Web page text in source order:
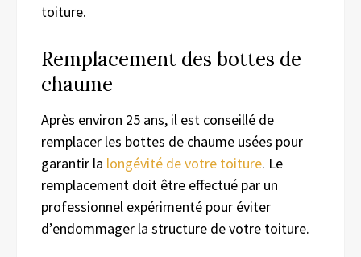
toiture.
Remplacement des bottes de
chaume
Après environ 25 ans, il est conseillé de
remplacer les bottes de chaume usées pour
garantir la longévité de votre toiture. Le
remplacement doit être effectué par un
professionnel expérimenté pour éviter
d’endommager la structure de votre toiture.